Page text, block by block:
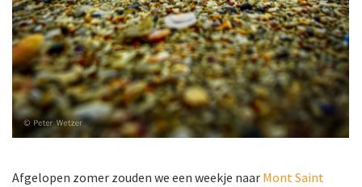
Afgelopen zomer zouden we een weekje naar Mont Saint